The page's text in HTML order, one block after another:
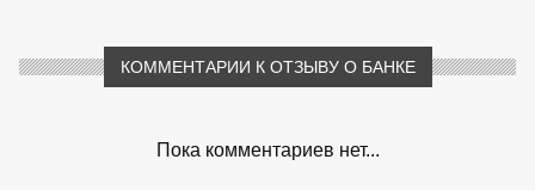
КОММЕНТАРИИ К ОТЗЫВУ О БАНКЕ
Пока комментариев нет...